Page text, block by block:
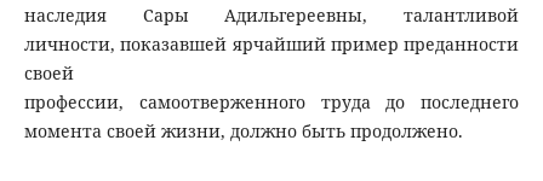
наследия Сары Адильгереевны, талантливой
личности, показавшей ярчайший пример преданности
своей
профессии, самоотверженного труда до последнего
момента своей жизни, должно быть продолжено.